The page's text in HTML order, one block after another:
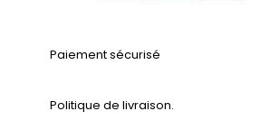
Paiement sécurisé
Politique de livraison.